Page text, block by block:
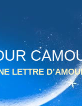
LETTRE